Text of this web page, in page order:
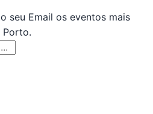
seu Email os eventos mais
Porto.